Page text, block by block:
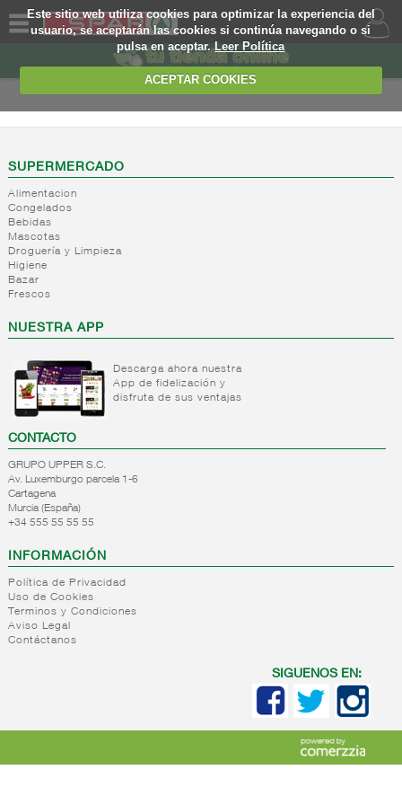
Este sitio web utiliza cookies para optimizar la experiencia del
usuario, se aceptarán las cookies si continúa navegando o si
pulsa en aceptar.Leer Política
ACEPTAR COOKIES
SOMOS
WEB
EJEMPLO
SUPERMERCADO
Alimentacion
Congelados
Bebidas
Mascotas
Droguería y Limpieza
Higiene
Bazar
Frescos
NUESTRA APP
Descarga ahora nuestra
App de fidelización y
disfruta de sus ventajas
CONTACTO
GRUPO UPPER S.C.
Av. Luxemburgo parcela 1-6
Cartagena
Murcia (España)
+34 555 55 55 55
INFORMACIÓN
Política de Privacidad
Uso de Cookies
Terminos y Condiciones
Aviso Legal
Contáctanos
SIGUENOS EN: